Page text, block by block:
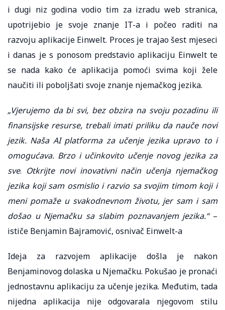
i dugi niz godina vodio tim za izradu web stranica,
upotrijebio je svoje znanje IT-a i počeo raditi na
razvoju aplikacije Einwelt. Proces je trajao šest mjeseci
i danas je s ponosom predstavio aplikaciju Einwelt te
se nada kako će aplikacija pomoći svima koji žele
naučiti ili poboljšati svoje znanje njemačkog jezika.
„Vjerujemo da bi svi, bez obzira na svoju pozadinu ili
finansijske resurse, trebali imati priliku da nauče novi
jezik. Naša AI platforma za učenje jezika upravo to i
omogućava. Brzo i učinkovito učenje novog jezika za
sve. Otkrijte novi inovativni način učenja njemačkog
jezika koji sam osmislio i razvio sa svojim timom koji i
meni pomaže u svakodnevnom životu, jer sam i sam
došao u Njemačku sa slabim poznavanjem jezika.“–
ističe Benjamin Bajramović, osnivač Einwelt-a
Ideja za razvojem aplikacije došla je nakon
Benjaminovog dolaska u Njemačku. Pokušao je pronaći
jednostavnu aplikaciju za učenje jezika. Međutim, tada
nijedna aplikacija nije odgovarala njegovom stilu